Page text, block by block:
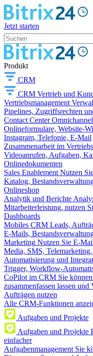
Jetzt starten
Produkt
CRM
CRM Vertrieb und
Vertriebsmanagement
Pipelines, Zugriffsrechten
Contact Center
Onlineformulare, Website-
Instagram, Telefonie, E-Mail
Zusammenarbeit im
Videoanrufen, Aufgaben,
Onlinedokumenten
Sales Enablement Nutzen
Katalog,
Onlineshop
Analytik und Berichte
Mitarbeiterleistung, nutzen
Dashboards
Mobiles CRM Leads,
E-Mails,
Marketing Nutzen Sie E-
Media, SMS,
Automatisierung und
Trigger, Workflow-
CoPilot im CRM Sie
zusammenfassen lassen
Aufträgen nutzen
Alle CRM-Funktionen
Aufgaben und Projekte
Aufgaben und Projekte
einfacher
Aufgabenmanagement Sie